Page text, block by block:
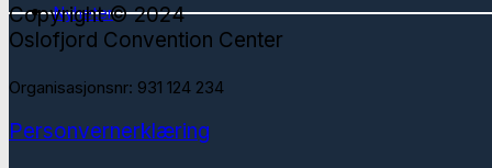
Nyheter
Copyright © 2024
Oslofjord Convention Center
Organisasjonsnr: 931 124 234
Personvernerklæring